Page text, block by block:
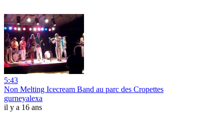
5:43
Non Melting Icecream Band au parc des Cropettes
gurneyalexa
il y a 16 ans